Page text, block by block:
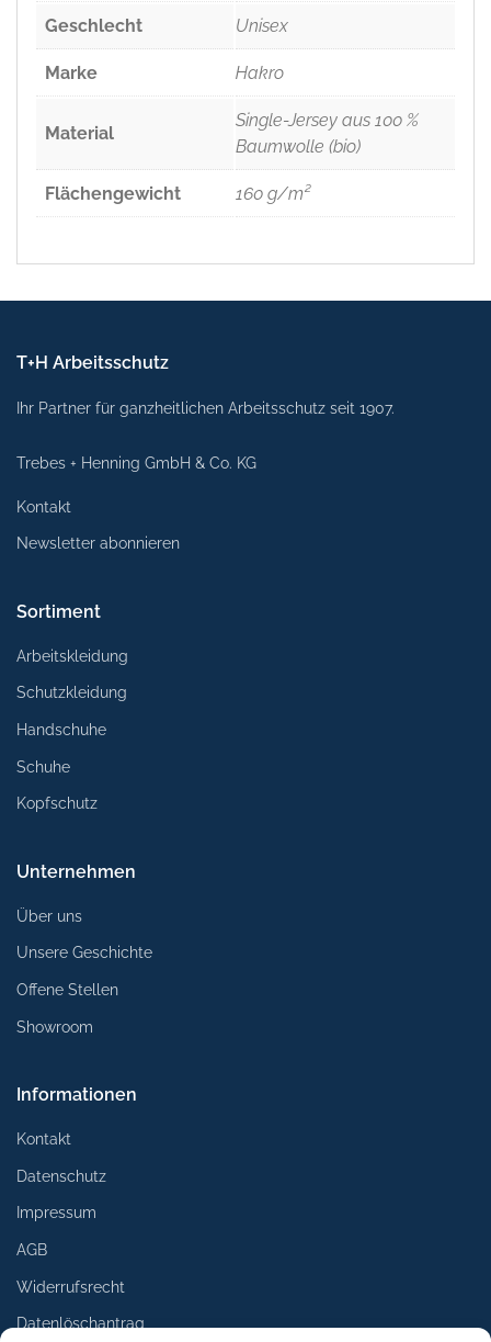
Geschlecht Unisex
Marke Hakro
Material
Single-Jersey aus 100 %
Baumwolle (bio)
Flächengewicht 160 g/m²
T+H Arbeitsschutz
Ihr Partner für ganzheitlichen Arbeitsschutz seit 1907.
Trebes + Henning GmbH & Co. KG
Kontakt
Newsletter abonnieren
Sortiment
Arbeitskleidung
Schutzkleidung
Handschuhe
Schuhe
Kopfschutz
Unternehmen
Über uns
Unsere Geschichte
Offene Stellen
Showroom
Informationen
Kontakt
Datenschutz
Impressum
AGB
Widerrufsrecht
Datenlöschantrag